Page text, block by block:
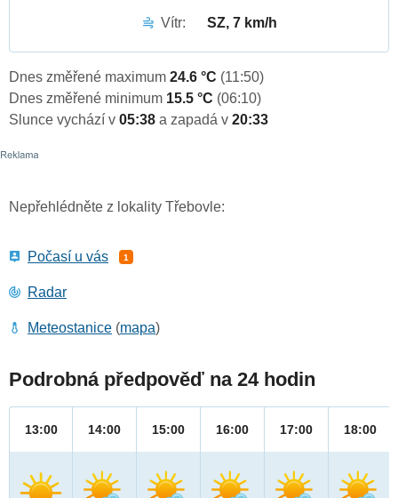
Vítr:
SZ, 7 km/h
Dnes změřené maximum 24.6 °C (11:50)
Dnes změřené minimum 15.5 °C (06:10)
Slunce vychází v 05:38 a zapadá v 20:33
Nepřehlédněte z lokality Třebovle:
Počasí u vás 1
Radar
Meteostanice (mapa)
Podrobná předpověď na 24 hodin
13:00 14:00 15:00 16:00 17:00 18:00